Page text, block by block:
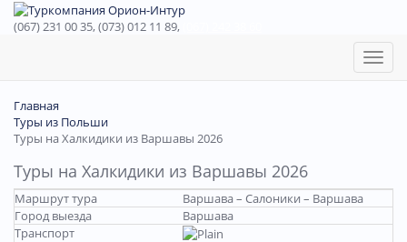
(067) 231 00 35, (073) 012 11 89,
Toggle
Главная
Туры из Польши
Туры на Халкидики из Варшавы 2026
Туры на Халкидики из Варшавы 2026
Маршрут тура
Варшава – Салоники – Варшава
Город выезда
Варшава
Транспорт